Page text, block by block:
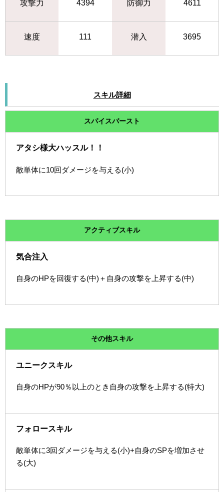
攻撃力 4394 防御力 4611
速度 111 潜入 3695
スキル詳細
スパイスバースト
アタシ様大ハッスル！！
敵単体に10回ダメージを与える(小)
アクティブスキル
気合注入
自身のHPを回復する(中)＋自身の攻撃を上昇する(中)
その他スキル
ユニークスキル
自身のHPが90％以上のとき自身の攻撃を上昇する(特大)
フォロースキル
敵単体に3回ダメージを与える(小)+自身のSPを増加させ
る(大)